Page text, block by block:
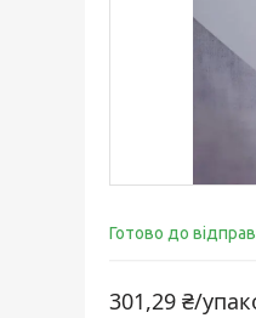
Готово до
301,29 ₴/